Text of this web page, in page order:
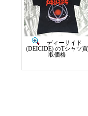
ディーサイド
(DEICIDE) のTシャツ買
取価格